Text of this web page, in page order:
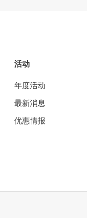
活动
年度活动
最新消息
优惠情报